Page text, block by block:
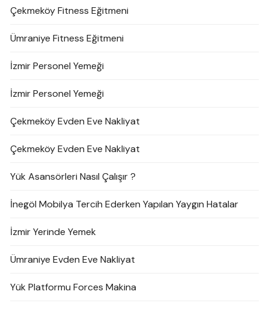
Çekmeköy Fitness Eğitmeni
Ümraniye Fitness Eğitmeni
İzmir Personel Yemeği
İzmir Personel Yemeği
Çekmeköy Evden Eve Nakliyat
Çekmeköy Evden Eve Nakliyat
Yük Asansörleri Nasıl Çalışır ?
İnegöl Mobilya Tercih Ederken Yapılan Yaygın Hatalar
İzmir Yerinde Yemek
Ümraniye Evden Eve Nakliyat
Yük Platformu Forces Makina